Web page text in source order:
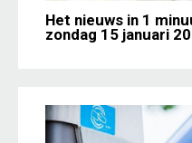
Het nieuws in 1
zondag 15 januari